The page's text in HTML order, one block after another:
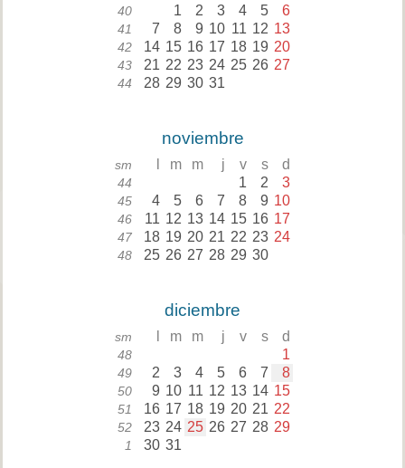
40 1 2 3 4 5 6
41 7 8 9 10 11 12 13
42 14 15 16 17 18 19 20
43 21 22 23 24 25 26 27
44 28 29 30 31
noviembre
sm m m j v s d
44 1 2 3
45 4 5 6 7 8 9 10
46 11 12 13 14 15 16 17
47 18 19 20 21 22 23 24
48 25 26 27 28 29 30
diciembre
sm m m j v s d
48 1
49 2 3 4 5 6 7 8
50 9 10 11 12 13 14 15
51 16 17 18 19 20 21 22
52 23 24 25 26 27 28 29
1 30 31